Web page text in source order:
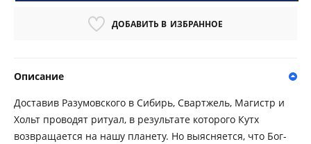
ДОБАВИТЬ В ИЗБРАННОЕ
Описание
Доставив Разумовского в Сибирь, Свартжель, Магистр и
Хольт проводят ритуал, в результате которого Кутх
возвращается на нашу планету. Но выясняется, что Бог-